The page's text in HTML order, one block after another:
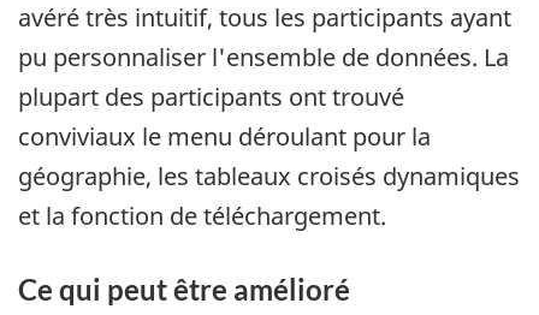
avéré très intuitif, tous les participants ayant
pu personnaliser l'ensemble de données. La
plupart des participants ont trouvé
conviviaux le menu déroulant pour la
géographie, les tableaux croisés dynamiques
et la fonction de téléchargement.
Ce qui peut être amélioré